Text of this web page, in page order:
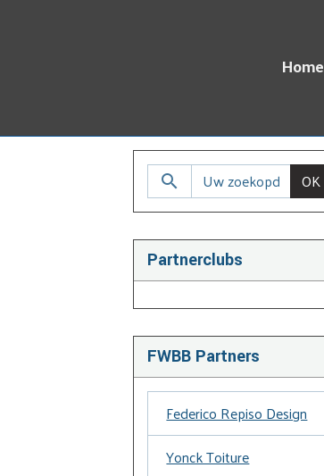
Home
OK
Partnerclubs
FWBB Partners
Federico Repiso Design
Yonck Toiture